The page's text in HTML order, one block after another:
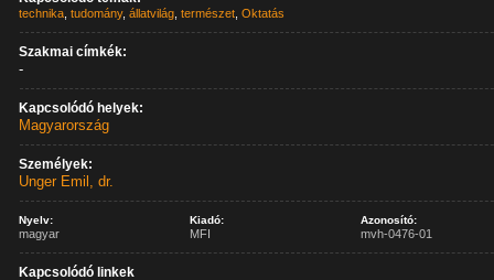
technika ,tudomány,állatvilág ,természet ,Oktatás
Szakmai címkék:
-
Kapcsolódó helyek:
Magyarország
Személyek:
Unger Emil, dr.
Nyelv:
magyar
Kiadó:
MFI
Azonosító:
mvh-0476-01
Kapcsolódó linkek